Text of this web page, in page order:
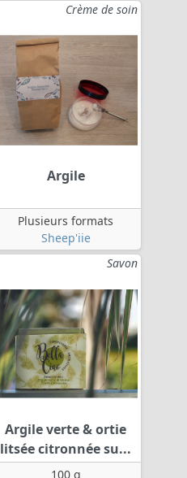
Crème de soin
Argile
Plusieurs formats
Sheep'iie
Savon
Argile verte & ortie
litsée citronnée su...
100 g